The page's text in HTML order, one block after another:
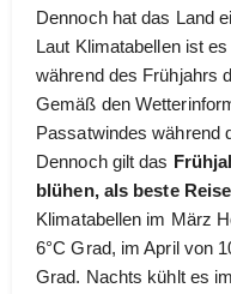
Dennoch hat das Land
Laut Klimatabellen ist
während des Frühjahrs
Gemäß den
Passatwindes während
Dennoch gilt das
blühen, als beste
Klimatabellen im März
6°C Grad, im April von
Grad. Nachts kühlt es